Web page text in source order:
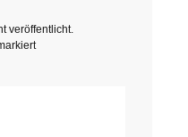
veröffentlicht.